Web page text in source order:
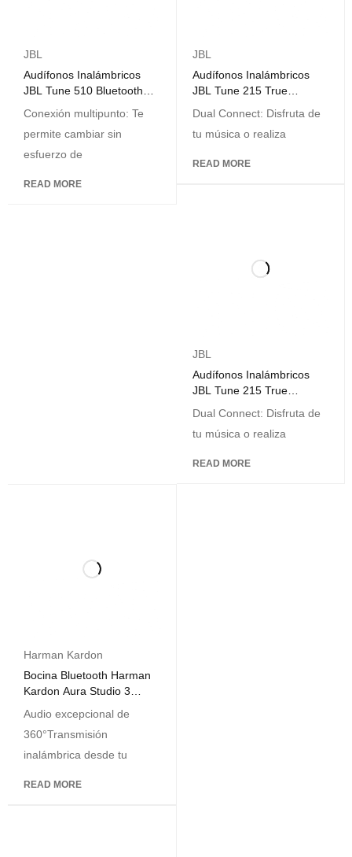
JBL
Audífonos Inalámbricos
JBL Tune 510 Bluetooth
Conexión multipunto: Te
permite cambiar sin
esfuerzo de
READ MORE
JBL
Audífonos Inalámbricos
JBL Tune 215 True
Dual Connect: Disfruta de
tu música o realiza
READ MORE
JBL
Audífonos Inalámbricos
JBL Tune 215 True
Dual Connect: Disfruta de
tu música o realiza
READ MORE
Harman Kardon
Bocina Bluetooth Harman
Kardon Aura Studio 3
Audio excepcional de
360°Transmisión
inalámbrica desde tu
READ MORE